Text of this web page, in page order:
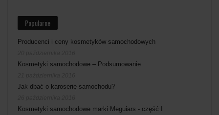
Popularne
Producenci i ceny kosmetyków samochodowych
Kosmetyki samochodowe – Podsumowanie
Jak dbać o karoserię samochodu?
Kosmetyki samochodowe marki Meguiars - część I